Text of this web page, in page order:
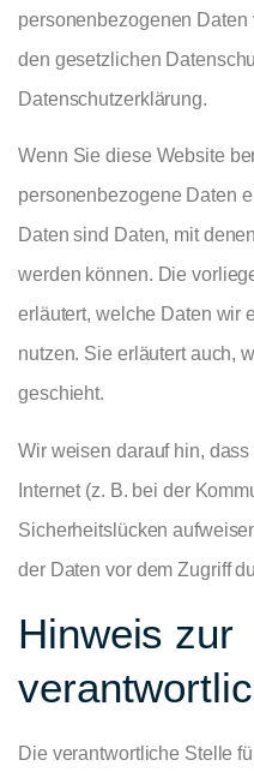
personenbezogenen
den gesetzlichen
Datenschutzerklärung.
Wenn Sie diese Website
personenbezogene Daten
Daten sind Daten, mit
werden können. Die
erläutert, welche Daten wir
nutzen. Sie erläutert auch,
geschieht.
Wir weisen darauf hin,
Internet (z. B. bei der
Sicherheitslücken
der Daten vor dem Zugriff
Hinweis zur
Die verantwortliche Stelle